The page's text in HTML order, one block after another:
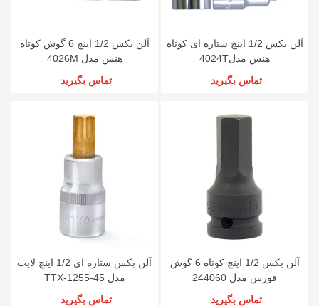
آلن بکس 1/2 اینچ ستاره ای کوتاه
هنس مدل4024T
تماس بگیرید
آلن بکس 1/2 اینچ 6 گوش کوتاه
هنس مدل 4026M
تماس بگیرید
آلن بکس 1/2 اینچ کوتاه 6 گوش
فورس مدل 244060
تماس بگیرید
آلن بکس ستاره ای 1/2 اینچ لایت
مدل TTX-1255-45
تماس بگیرید